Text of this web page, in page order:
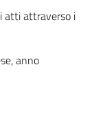
atti attraverso i
anno